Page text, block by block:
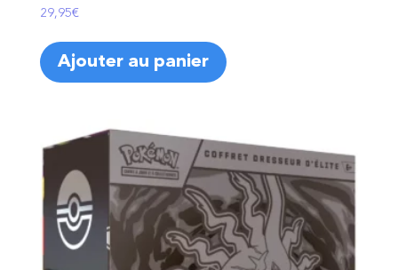
29,95€
Ajouter au panier